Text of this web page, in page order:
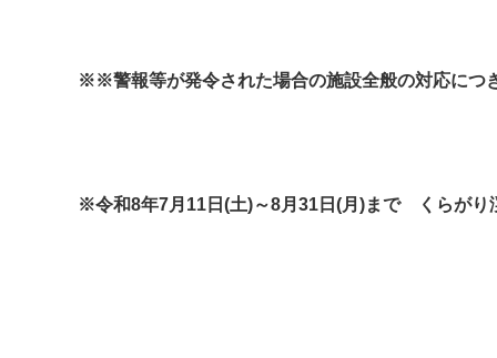
※※警報等が発令された場合の施設全般の対応につ
※令和8年7月11日(土)～8月31日(月)まで くらがり